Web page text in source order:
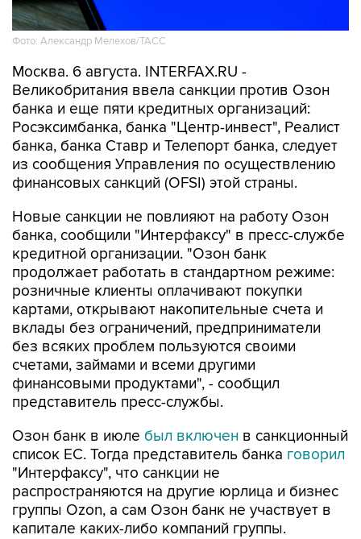
Фото: Александр Мелехов/ТАСС
Москва. 6 августа. INTERFAX.RU -
Великобритания ввела санкции против Озон
банка и еще пяти кредитных организаций:
Росэксимбанка, банка "Центр-инвест", Реалист
банка, банка Ставр и Телепорт банка, следует
из сообщения Управления по осуществлению
финансовых санкций (OFSI) этой страны.
Новые санкции не повлияют на работу Озон
банка, сообщили "Интерфаксу" в пресс-службе
кредитной организации. "Озон банк
продолжает работать в стандартном режиме:
розничные клиенты оплачивают покупки
картами, открывают накопительные счета и
вклады без ограничений, предприниматели
без всяких проблем пользуются своими
счетами, займами и всеми другими
финансовыми продуктами", - сообщил
представитель пресс-службы.
Озон банк в июле был включен в санкционный
список ЕС. Тогда представитель банка говорил
"Интерфаксу", что санкции не
распространяются на другие юрлица и бизнес
группы Ozon, а сам Озон банк не участвует в
капитале каких-либо компаний группы.